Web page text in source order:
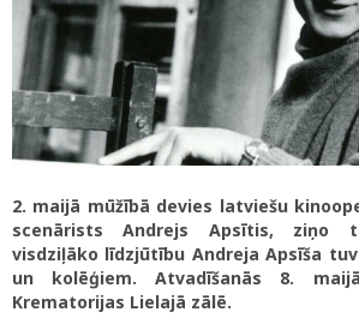
2. maijā mūžībā devies latviešu
scenārists Andrejs Apsītis, ziņo
visdziļāko līdzjūtību Andreja Apsīša
un kolēģiem. Atvadīšanās 8.
Krematorijas Lielajā zālē.